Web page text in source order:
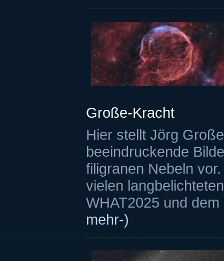
Große-Kracht
Hier stellt Jörg
beeindruckende
filigranen Nebeln
vielen
WHAT2025 und
mehr-)